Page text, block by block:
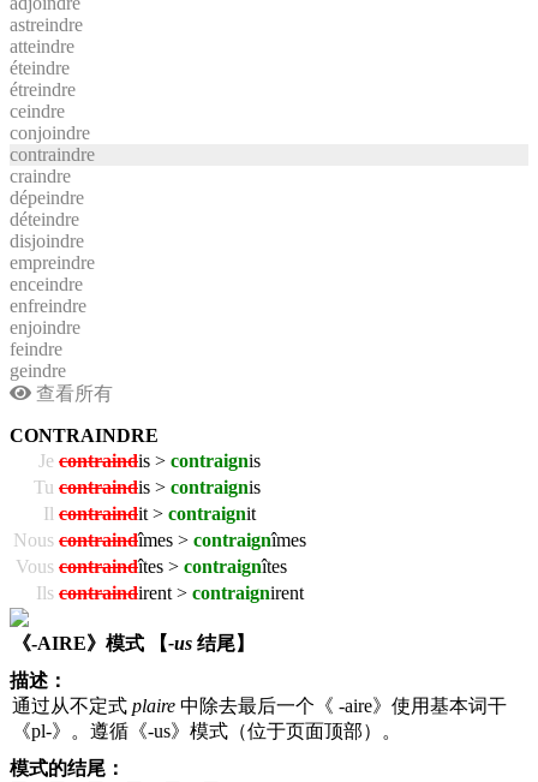
astreindre
atteindre
éteindre
étreindre
ceindre
conjoindre
contraindre
craindre
dépeindre
déteindre
disjoindre
empreindre
enceindre
enfreindre
enjoindre
feindre
geindre
查看所有
CONTRAINDRE
Je contraindis > contraignis
Tu contraindis > contraignis
Il contraindit > contraignit
Nous contraindîmes > contraignîmes
Vous contraindîtes > contraignîtes
Ils contraindirent > contraignirent
《-AIRE》模式 【-us 结尾】
描述：
通过从不定式 plaire 中除去最后一个《 -aire》使用基本词干
《pl-》。遵循《-us》模式（位于页面顶部）。
模式的结尾：